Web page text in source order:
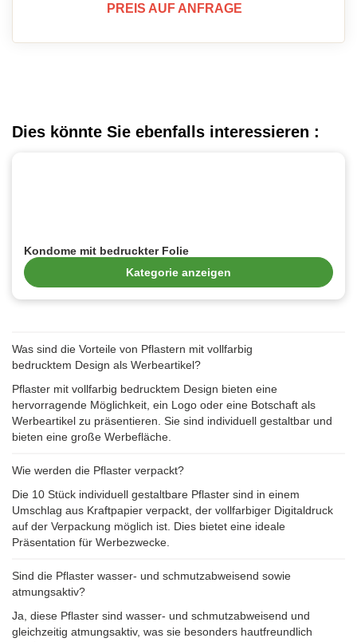
PREIS AUF ANFRAGE
Dies könnte Sie ebenfalls interessieren :
Kondome mit bedruckter Folie
Kategorie anzeigen
Was sind die Vorteile von Pflastern mit vollfarbig
bedrucktem Design als Werbeartikel?
Pflaster mit vollfarbig bedrucktem Design bieten eine
hervorragende Möglichkeit, ein Logo oder eine Botschaft als
Werbeartikel zu präsentieren. Sie sind individuell gestaltbar und
bieten eine große Werbefläche.
Wie werden die Pflaster verpackt?
Die 10 Stück individuell gestaltbare Pflaster sind in einem
Umschlag aus Kraftpapier verpackt, der vollfarbiger Digitaldruck
auf der Verpackung möglich ist. Dies bietet eine ideale
Präsentation für Werbezwecke.
Sind die Pflaster wasser- und schmutzabweisend sowie
atmungsaktiv?
Ja, diese Pflaster sind wasser- und schmutzabweisend und
gleichzeitig atmungsaktiv, was sie besonders hautfreundlich